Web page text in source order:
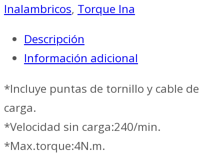
Inalambricos, Torque Ina
Descripción
Información adicional
*Incluye puntas de tornillo y cable de
carga.
*Velocidad sin carga:240/min.
*Max.torque:4N.m.